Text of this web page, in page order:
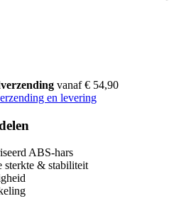
vanaf € 54,90
en levering
ABS-hars
sterkte & stabiliteit